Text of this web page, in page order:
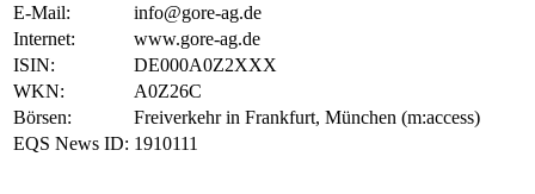
E-Mail:
info@gore-ag.de
Internet:
www.gore-ag.de
ISIN:
DE000A0Z2XXX
WKN:
A0Z26C
Börsen:
Freiverkehr in Frankfurt, München (m:access)
EQS News ID: 1910111